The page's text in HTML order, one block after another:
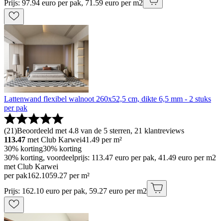
Prijs: 97.94 euro per pak, 71.59 euro per m2
Lattenwand flexibel walnoot 260x52,5 cm, dikte 6,5 mm - 2 stuks
per pak
(21)Beoordeeld met 4.8 van de 5 sterren, 21 klantreviews
113.47 met Club Karwei41.49 per m²
30% korting30% korting
30% korting, voordeelprijs: 113.47 euro per pak, 41.49 euro per m2
met Club Karwei
per pak162.1059.27 per m²
Prijs: 162.10 euro per pak, 59.27 euro per m2